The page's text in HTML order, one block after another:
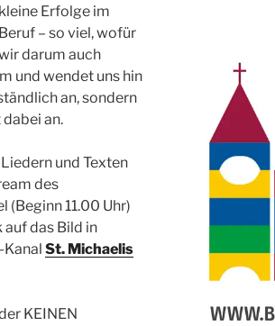
kleine Erfolge im
Beruf – so viel, wofür
darum auch
und wendet uns hin
an, sondern
an.
und Texten
des
(Beginn 11.00 Uhr)
das Bild in
St. Michaelis
KEINEN